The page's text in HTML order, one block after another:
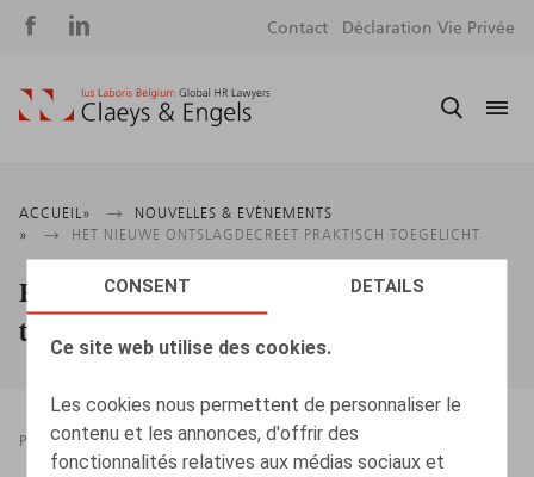
CONSENT DETAILS
Ce site web utilise des cookies.
Les cookies nous permettent de personnaliser le
contenu et les annonces, d'offrir des
fonctionnalités relatives aux médias sociaux et
Social
Contact Déclaration Vie Privée
Fil
d'Ariane
ACCUEIL
NOUVELLES & EVÈNEMENTS
HET NIEUWE ONTSLAGDECREET PRAKTISCH TOEGELICHT
Het nieuwe Ontslagdecreet praktisch
toegelicht
PRESSROOM 31.01.2025